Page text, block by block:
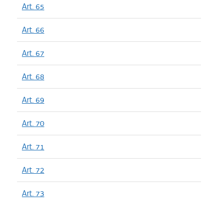
Art. 65
Art. 66
Art. 67
Art. 68
Art. 69
Art. 70
Art. 71
Art. 72
Art. 73